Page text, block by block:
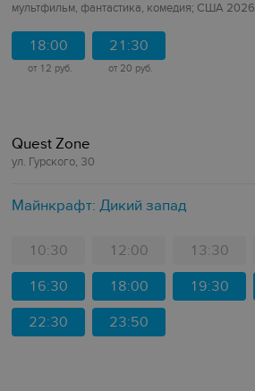
мультфильм, фантастика, комедия; США 2026
18:00
от 12 руб.
21:30
от 20 руб.
Quest Zone
ул. Гурского, 30
Майнкрафт: Дикий запад
10:30 12:00 13:30
16:30
18:00 19:30
22:30
23:50